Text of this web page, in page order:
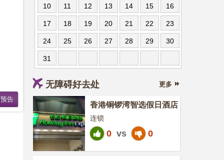
10 11 12 13 14 15 16
17 18 19 20 21 22 23
24 25 26 27 28 29 30
31
无障碍好去处 更多
香港铜锣湾智选假日酒店
连锁
0 vs 0